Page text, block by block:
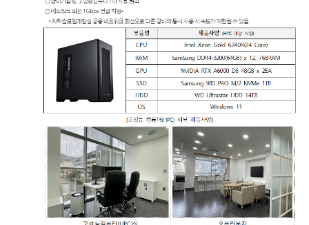
공고/알림 공지사항 사업공고
BIPA소식 보도자료 포토뉴스